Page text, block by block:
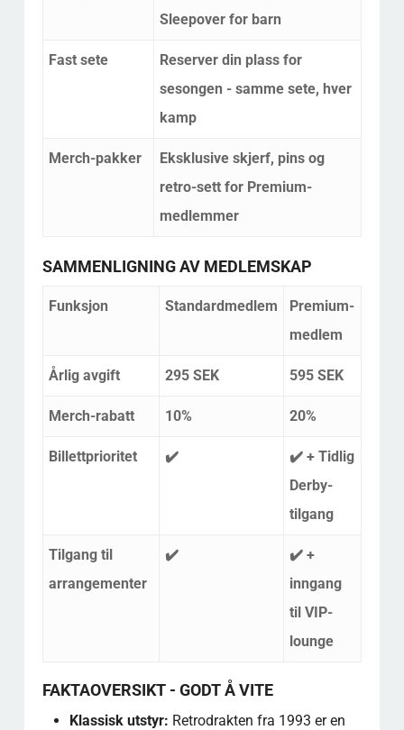
Sleepover for barn
Fast sete
Reserver din plass for
sesongen - samme sete, hver
kamp
Merch-pakker
Eksklusive skjerf, pins og
retro-sett for Premium-
medlemmer
SAMMENLIGNING AV MEDLEMSKAP
Funksjon Standardmedlem
Premium-
medlem
Årlig avgift 295 SEK 595 SEK
Merch-rabatt 10% 20%
Billettprioritet ✔️
✔️ + Tidlig
Derby-
tilgang
Tilgang til
arrangementer
✔️
✔️ +
inngang
til VIP-
lounge
FAKTAOVERSIKT - GODT Å VITE
Klassisk utstyr: Retrodrakten fra 1993 er en